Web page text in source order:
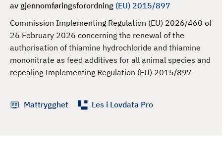
av gjennomføringsforordning (EU) 2015/897
Commission Implementing Regulation (EU) 2026/460 of
26 February 2026 concerning the renewal of the
authorisation of thiamine hydrochloride and thiamine
mononitrate as feed additives for all animal species and
repealing Implementing Regulation (EU) 2015/897
Mattrygghet Les i Lovdata Pro